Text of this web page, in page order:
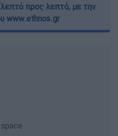
λεπτό προς λεπτό, με την
www.ethnos.gr